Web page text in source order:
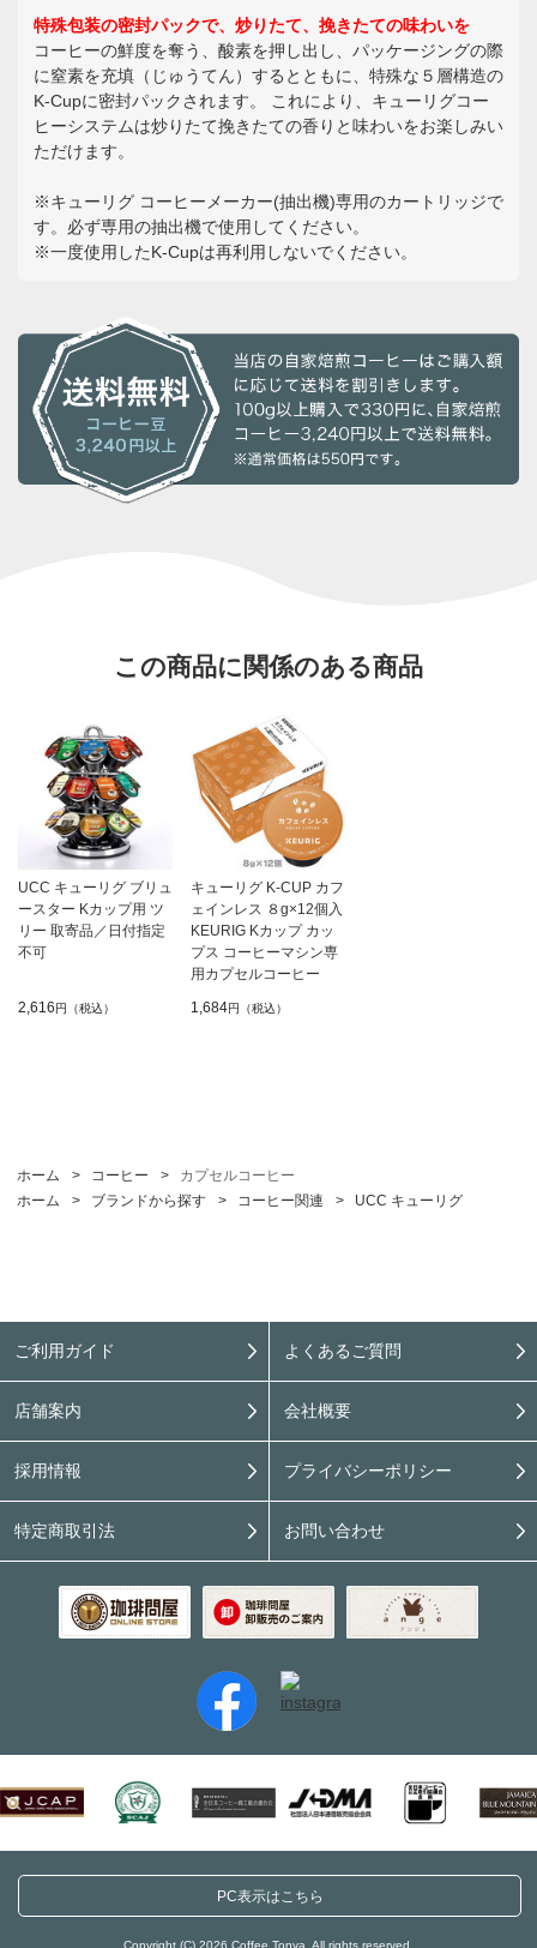
特殊包装の密封パックで、炒りたて、挽きたての味わいを
コーヒーの鮮度を奪う、酸素を押し出し、パッケージングの際
に窒素を充填（じゅうてん）するとともに、特殊な５層構造の
K-Cupに密封パックされます。 これにより、キューリグコー
ヒーシステムは炒りたて挽きたての香りと味わいをお楽しみい
ただけます。
※キューリグ コーヒーメーカー(抽出機)専用のカートリッジで
す。必ず専用の抽出機で使用してください。
※一度使用したK-Cupは再利用しないでください。
この商品に関係のある商品
UCC キューリグ ブリュ
ースター Kカップ用 ツ
リー 取寄品／日付指定
不可
2,616円（税込）
キューリグ K-CUP カフ
ェインレス ８g×12個入
KEURIG Kカップ カッ
プス コーヒーマシン専
用カプセルコーヒー
1,684円（税込）
ホーム > コーヒー >
カプセルコーヒー
ホーム
> ブランドから探す > コーヒー関連 > UCC キューリグ
ご利用ガイド よくあるご質問
店舗案内 会社概要
採用情報 プライバシーポリシー
特定商取引法 お問い合わせ
PC表示はこちら